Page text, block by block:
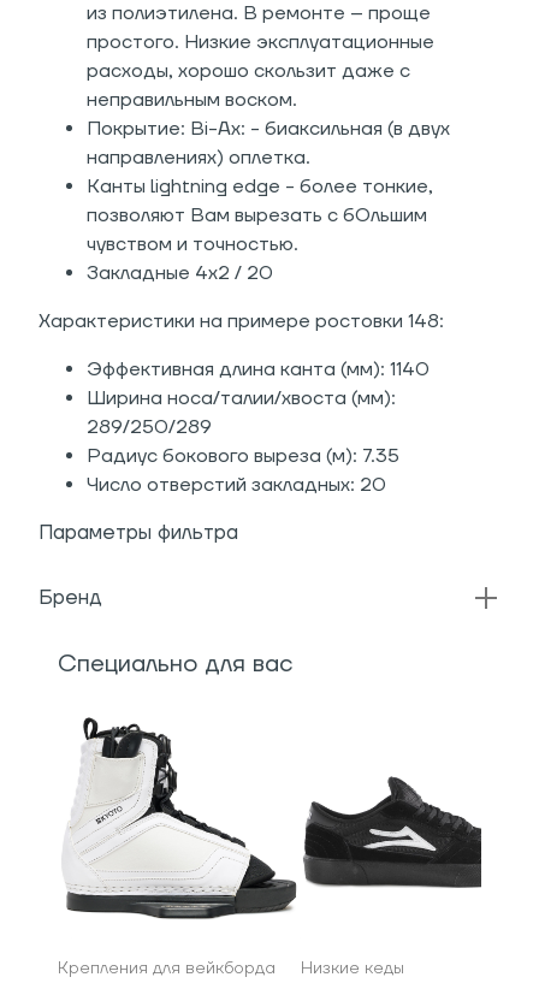
из полиэтилена. В ремонте – проще
простого. Низкие эксплуатационные
расходы, хорошо скользит даже с
неправильным воском.
Покрытие: Bi-Ax: - биаксильная (в двух
направлениях) оплетка.
Канты lightning edge - более тонкие,
позволяют Вам вырезать с бОльшим
чувством и точностью.
Закладные 4х2 / 20
Характеристики на примере ростовки 148:
Эффективная длина канта (мм): 1140
Ширина носа/талии/хвоста (мм):
289/250/289
Радиус бокового выреза (м): 7.35
Число отверстий закладных: 20
Параметры фильтра
Бренд
Специально для вас
Крепления для вейкборда Низкие кеды